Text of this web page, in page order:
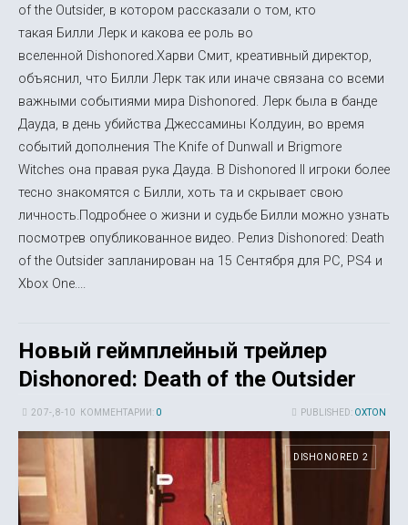
of the Outsider, в котором рассказали о том, кто
такая Билли Лерк и какова ее роль во
вселенной Dishonored.Харви Смит, креативный директор,
объяснил, что Билли Лерк так или иначе связана со всеми
важными событиями мира Dishonored. Лерк была в банде
Дауда, в день убийства Джессамины Колдуин, во время
событий дополнения The Knife of Dunwall и Brigmore
Witches она правая рука Дауда. В Dishonored II игроки более
тесно знакомятся с Билли, хоть та и скрывает свою
личность.Подробнее о жизни и судьбе Билли можно узнать
посмотрев опубликованное видео. Релиз Dishonored: Death
of the Outsider запланирован на 15 Сентября для PC, PS4 и
Xbox One....
Новый геймплейный трейлер
Dishonored: Death of the Outsider
PUBLISHED: OXTON
20 7-, 8-10 КОММЕНТАРИИ: 0
DISHONORED 2